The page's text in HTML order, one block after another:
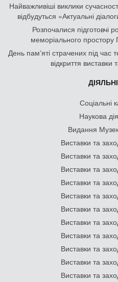
Найважливіші виклики
відбудуться «Актуальні
Розпочалися підготовчі
меморіального простору
День памʼяті страчених під час
відкриття виставки
Соціальні
Наукова
Видання
Виставки та
Виставки та
Виставки та
Виставки та
Виставки та
Виставки та
Виставки та
Виставки та
Виставки та
Виставки та
Виставки та